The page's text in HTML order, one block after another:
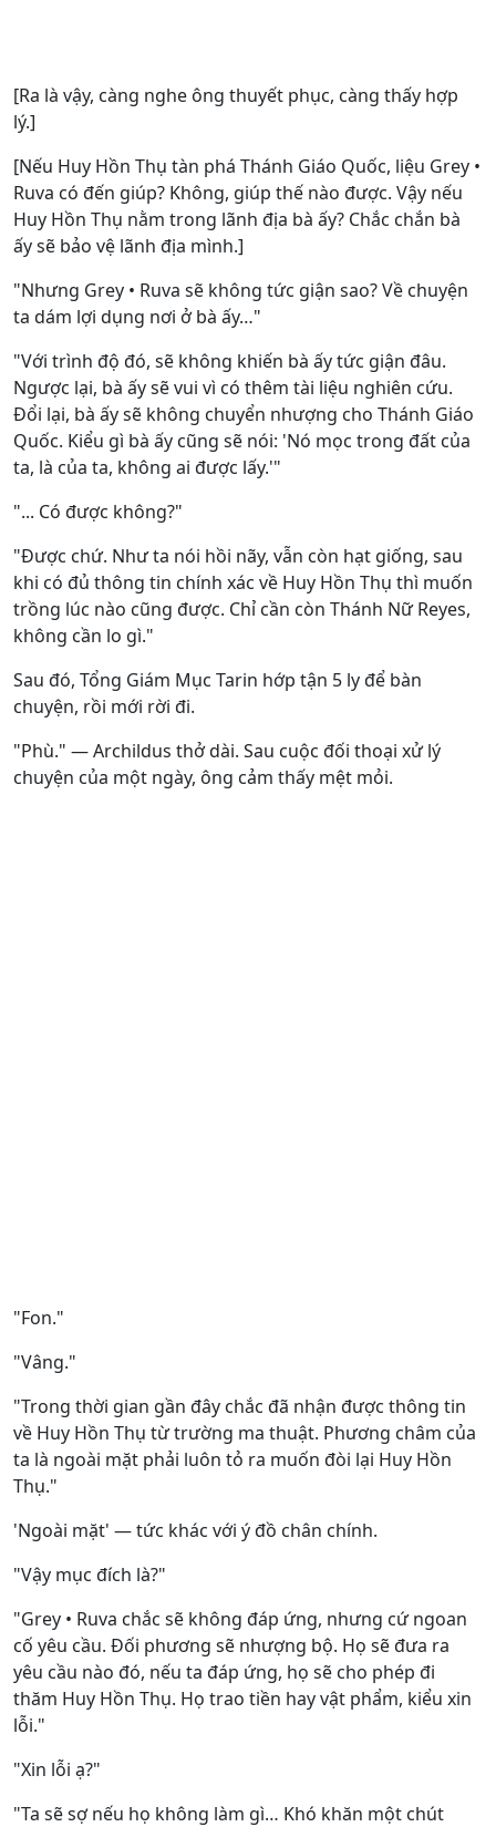
[Ra là vậy, càng nghe ông thuyết phục, càng thấy hợp
lý.]
[Nếu Huy Hồn Thụ tàn phá Thánh Giáo Quốc, liệu Grey •
Ruva có đến giúp? Không, giúp thế nào được. Vậy nếu
Huy Hồn Thụ nằm trong lãnh địa bà ấy? Chắc chắn bà
ấy sẽ bảo vệ lãnh địa mình.]
"Nhưng Grey • Ruva sẽ không tức giận sao? Về chuyện
ta dám lợi dụng nơi ở bà ấy…"
"Với trình độ đó, sẽ không khiến bà ấy tức giận đâu.
Ngược lại, bà ấy sẽ vui vì có thêm tài liệu nghiên cứu.
Đổi lại, bà ấy sẽ không chuyển nhượng cho Thánh Giáo
Quốc. Kiểu gì bà ấy cũng sẽ nói: 'Nó mọc trong đất của
ta, là của ta, không ai được lấy.'"
"... Có được không?"
"Được chứ. Như ta nói hồi nãy, vẫn còn hạt giống, sau
khi có đủ thông tin chính xác về Huy Hồn Thụ thì muốn
trồng lúc nào cũng được. Chỉ cần còn Thánh Nữ Reyes,
không cần lo gì."
Sau đó, Tổng Giám Mục Tarin hớp tận 5 ly để bàn
chuyện, rồi mới rời đi.
"Phù." — Archildus thở dài. Sau cuộc đối thoại xử lý
chuyện của một ngày, ông cảm thấy mệt mỏi.
"Fon."
"Vâng."
"Trong thời gian gần đây chắc đã nhận được thông tin
về Huy Hồn Thụ từ trường ma thuật. Phương châm của
ta là ngoài mặt phải luôn tỏ ra muốn đòi lại Huy Hồn
Thụ."
'Ngoài mặt' — tức khác với ý đồ chân chính.
"Vậy mục đích là?"
"Grey • Ruva chắc sẽ không đáp ứng, nhưng cứ ngoan
cố yêu cầu. Đối phương sẽ nhượng bộ. Họ sẽ đưa ra
yêu cầu nào đó, nếu ta đáp ứng, họ sẽ cho phép đi
thăm Huy Hồn Thụ. Họ trao tiền hay vật phẩm, kiểu xin
lỗi."
"Xin lỗi ạ?"
"Ta sẽ sợ nếu họ không làm gì… Khó khăn một chút